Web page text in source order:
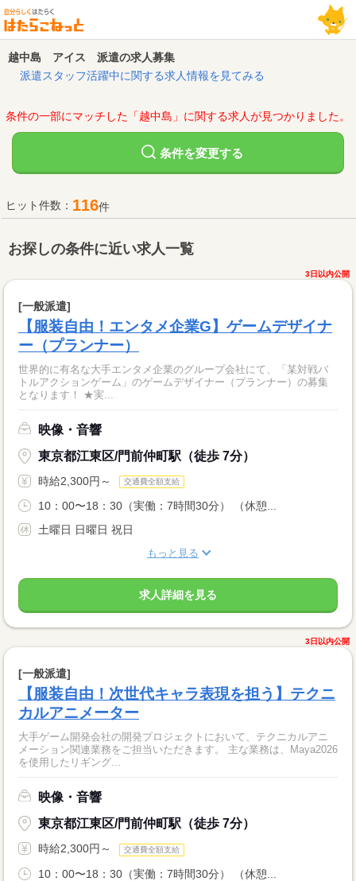
越中島 アイス 派遣の求人募集
派遣スタッフ活躍中に関する求人情報を見てみる
条件の一部にマッチした「越中島」に関する求人が見つかりました。
条件を変更する
ヒット件数： 116件
お探しの条件に近い求人一覧
3日以内公開
[一般派遣]
【服装自由！エンタメ企業G】ゲームデザイナ
ー（プランナー）
世界的に有名な大手エンタメ企業のグループ会社にて、「某対戦バ
トルアクションゲーム」のゲームデザイナー（プランナー）の募集
となります！ ★実...
映像・音響
東京都江東区/門前仲町駅（徒歩 7分）
時給2,300円～ 交通費全額支給
10：00〜18：30（実働：7時間30分） （休憩...
土曜日 日曜日 祝日
もっと見る
求人詳細を見る
3日以内公開
[一般派遣]
【服装自由！次世代キャラ表現を担う】テクニ
カルアニメーター
大手ゲーム開発会社の開発プロジェクトにおいて、テクニカルアニ
メーション関連業務をご担当いただきます。 主な業務は、Maya2026
を使用したリギング...
映像・音響
東京都江東区/門前仲町駅（徒歩 7分）
時給2,300円～ 交通費全額支給
10：00〜18：30（実働：7時間30分） （休憩...